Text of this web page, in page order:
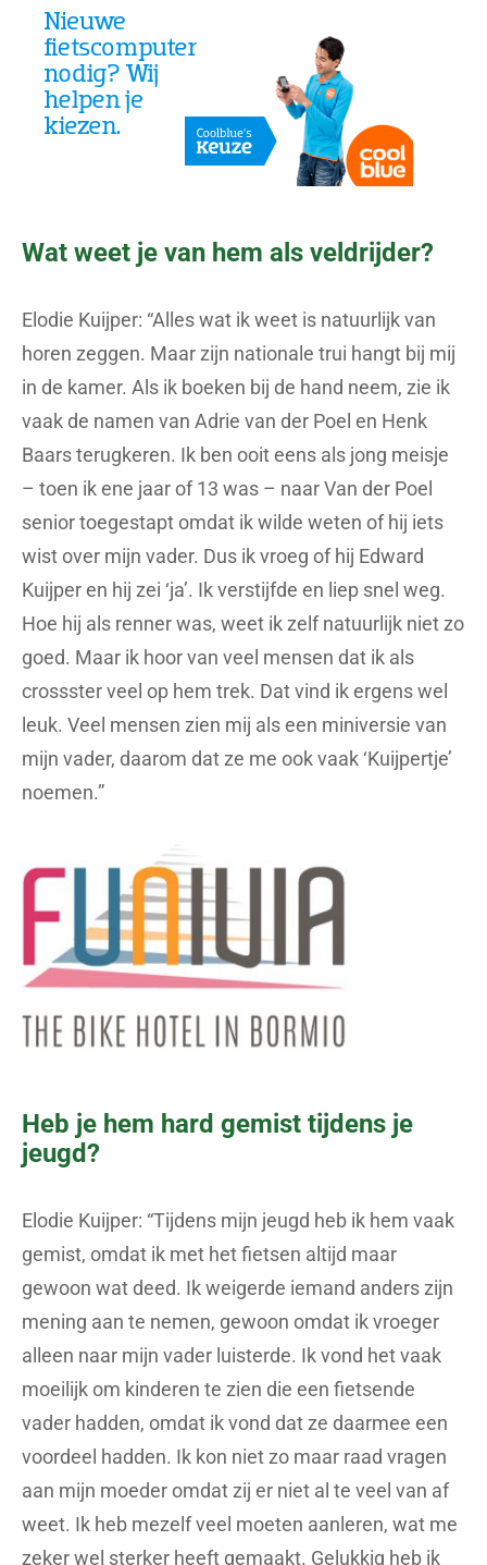
Wat weet je van hem als veldrijder?
Elodie Kuijper: “Alles wat ik weet is natuurlijk van
horen zeggen. Maar zijn nationale trui hangt bij mij
in de kamer. Als ik boeken bij de hand neem, zie ik
vaak de namen van Adrie van der Poel en Henk
Baars terugkeren. Ik ben ooit eens als jong meisje
– toen ik ene jaar of 13 was – naar Van der Poel
senior toegestapt omdat ik wilde weten of hij iets
wist over mijn vader. Dus ik vroeg of hij Edward
Kuijper en hij zei ‘ja’. Ik verstijfde en liep snel weg.
Hoe hij als renner was, weet ik zelf natuurlijk niet zo
goed. Maar ik hoor van veel mensen dat ik als
crossster veel op hem trek. Dat vind ik ergens wel
leuk. Veel mensen zien mij als een miniversie van
mijn vader, daarom dat ze me ook vaak ‘Kuijpertje’
noemen.”
Heb je hem hard gemist tijdens je
jeugd?
Elodie Kuijper: “Tijdens mijn jeugd heb ik hem vaak
gemist, omdat ik met het fietsen altijd maar
gewoon wat deed. Ik weigerde iemand anders zijn
mening aan te nemen, gewoon omdat ik vroeger
alleen naar mijn vader luisterde. Ik vond het vaak
moeilijk om kinderen te zien die een fietsende
vader hadden, omdat ik vond dat ze daarmee een
voordeel hadden. Ik kon niet zo maar raad vragen
aan mijn moeder omdat zij er niet al te veel van af
weet. Ik heb mezelf veel moeten aanleren, wat me
zeker wel sterker heeft gemaakt. Gelukkig heb ik